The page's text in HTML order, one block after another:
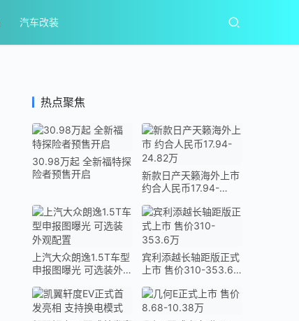
汽车改装
热点聚焦
30.98万起 全新福特探
险者预售开启
新款日产天籁海外上市
约合人民币17.94-
上汽大众朗逸1.5T车型
申报图曝光 可选装外
宾利添越长轴距版正式
上市 售价310-353.6